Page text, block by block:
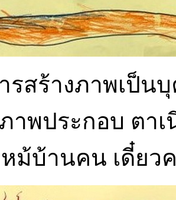
รสร้างภาพเป็น
าพประกอบ ตา
ม้บ้านคน เดี๋ยว